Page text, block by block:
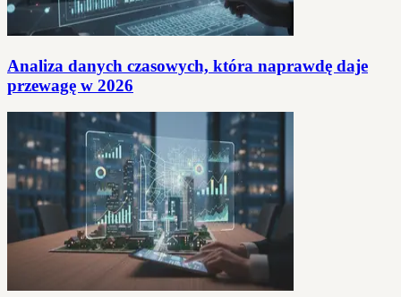
Analiza danych czasowych, która naprawdę daje
przewagę w 2026